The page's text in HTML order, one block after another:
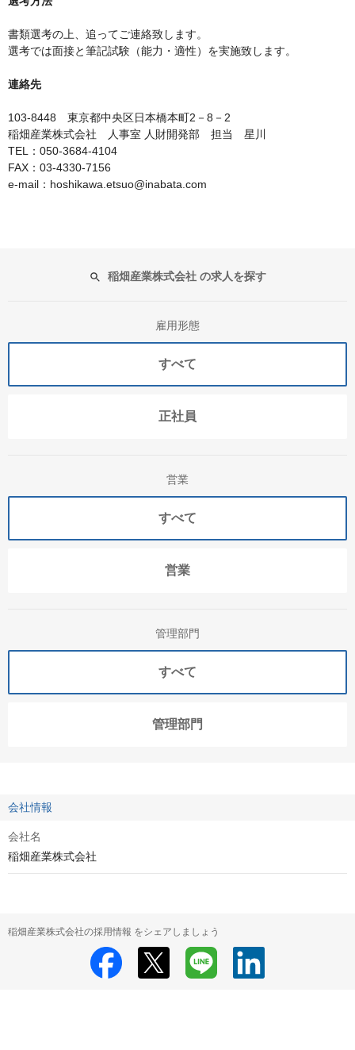
書類選考の上、追ってご連絡致します。
選考では面接と筆記試験（能力・適性）を実施致します。
連絡先
103-8448 東京都中央区日本橋本町2－8－2
稲畑産業株式会社 人事室 人財開発部 担当 星川
TEL：050-3684-4104
FAX：03-4330-7156
e-mail：hoshikawa.etsuo@inabata.com
稲畑産業株式会社 の求人を探す
雇用形態
すべて
正社員
営業
すべて
営業
管理部門
すべて
管理部門
会社情報
会社名
稲畑産業株式会社
稲畑産業株式会社の採用情報 をシェアしましょう